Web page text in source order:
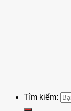
Tìm kiếm: